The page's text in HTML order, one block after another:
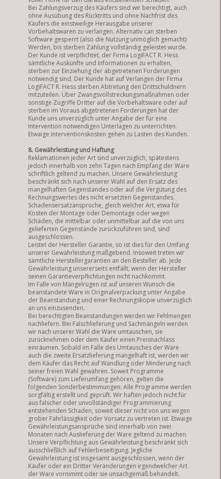
Bei Zahlungsverzug des Käufers sind wir berechtigt, auch
ohne Ausübung des Rücktritts und ohne Nachfrist des
Käufers die einstweilige Herausgabe unserer
Vorbehaltswaren zu verlangen. Alternativ can sterben
Software gesperrt (also die Nutzung unmöglich gemacht)
Werden, bis sterben Zahlung vollständig geleistet wurde.
Der Kunde ist verpflichtet, der Firma LogiFACT R. Hess
sämtliche Auskünfte und Informationen zu erhalten,
sterben zur Einziehung der abgetretenen Forderungen
notwendig sind. Der Kunde hat auf Verlangen der Firma
LogiFACT R. Hess sterben Abtretung den Drittschuldnern
mitzuteilen. Über Zwangsvollstreckungsmaßnahmen oder
sonstige Zugriffe Dritter auf die Vorbehaltsware oder auf
sterben im Voraus abgetretenen Forderungen hat der
Kunde uns unverzüglich unter Angabe der für eine
Intervention notwendigen Unterlagen zu unterrichten.
Etwaige Interventionskosten gehen zu Lasten des Kunden.
8. Gewährleistung und Haftung
Reklamationen jeder Art sind unverzüglich, spätestens
jedoch innerhalb von zehn Tagen nach Empfang der Ware
schriftlich geltend zu machen. Unsere Gewährleistung
beschränkt sich nach unserer Wahl auf den Ersatz des
mangelhaften Gegenstandes oder auf die Vergütung des
Rechnungswertes des nicht ersetzten Gegenstandes.
Schadensersatzansprüche, gleich welcher Art, etwa für
Kosten der Montage oder Demontage oder wegen
Schäden, die mittelbar oder unmittelbar auf die von uns
gelieferten Gegenstände zurückzuführen sind, sind
ausgeschlossen.
Leistet der Hersteller Garantie, so ist dies für den Umfang
unserer Gewährleistung maßgebend. Insoweit treten wir
sämtliche Herstellergarantien an den Besteller ab. Jede
Gewährleistung unsererseits entfällt, wenn der Hersteller
seinen Garantieverpflichtungen nicht nachkommt.
Im Falle von Mängelrügen ist auf unseren Wunsch die
beanstandete Ware in Originalverpackung unter Angabe
der Beanstandung und einer Rechnungskopie unverzüglich
an uns einzusenden.
Bei berechtigten Beanstandungen werden wir Fehlmengen
nachliefern. Bei Falschlieferung und Sachmängeln werden
wir nach unserer Wahl die Ware umtauschen, sie
zurücknehmen oder dem Käufer einen Preisnachlass
einräumen. Sobald im Falle des Umtausches der Ware
auch die zweite Ersatzlieferung mangelhaft ist, werden wir
dem Käufer das Recht auf Wandlung oder Minderung nach
seiner freien Wahl gewähren. Soweit Programme
(Software) zum Lieferumfang gehören, gelten die
folgenden Sonderbestimmungen: Alle Programme werden
sorgfältig erstellt und geprüft. Wir haften jedoch nicht für
aus falscher oder unvollständiger Programmierung
entstehenden Schaden, soweit dieser nicht von uns wegen
grober Fahrlässigkeit oder Vorsatz zu vertreten ist. Etwaige
Gewährleistungsansprüche sind innerhalb von zwei
Monaten nach Auslieferung der Ware geltend zu machen.
Unsere Verpflichtung aus Gewährleistung beschränkt sich
ausschließlich auf Fehlerbeseitigung. Jegliche
Gewährleistung ist insgesamt ausgeschlossen, wenn der
Käufer oder ein Dritter Veränderungen irgendwelcher Art
der Ware vornimmt oder sie unsachgemäß behandelt.